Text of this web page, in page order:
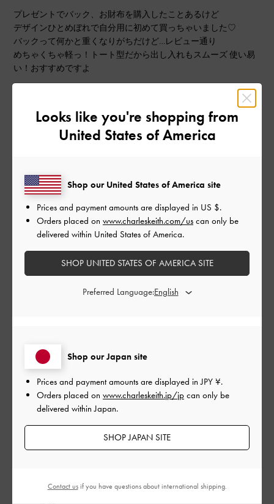
プレゼントでバック、お財布を購入したことあるけど
デザインひとめぼれで自分用に初めて買っちゃいました♡
バックって何かと重くなりがちだけど…レビュー通り
めちゃくちゃ軽っ！トート型だから出し入れもスムーズ 使い易
い！おすすめですよ
デザイン
とても良かった
とても良かった
もっと見る
このレビューは役に立ちましたか？
使いやすい
フォルムが可愛いのはもちろん、軽くて生地も柔らかいから使
いやすいです。
その他（シューズ以外） |カラー:
とても良かった
Looks like you're shopping from
United States of America
Shop our Japan site
Prices and payment amounts are displayed inJPY ¥.
Orders placed on www.charleskeith.jp/jp can only be
delivered within Japan.
SHOP JAPAN SITE
Shop our United States of America site
Prices and payment amounts are displayed in US $.
Orders placed on www.charleskeith.com/us can only be
delivered within United States of America.
SHOP UNITED STATES OF AMERICA SITE
Preferred Language:
Contact usif you have questions about international shipping.